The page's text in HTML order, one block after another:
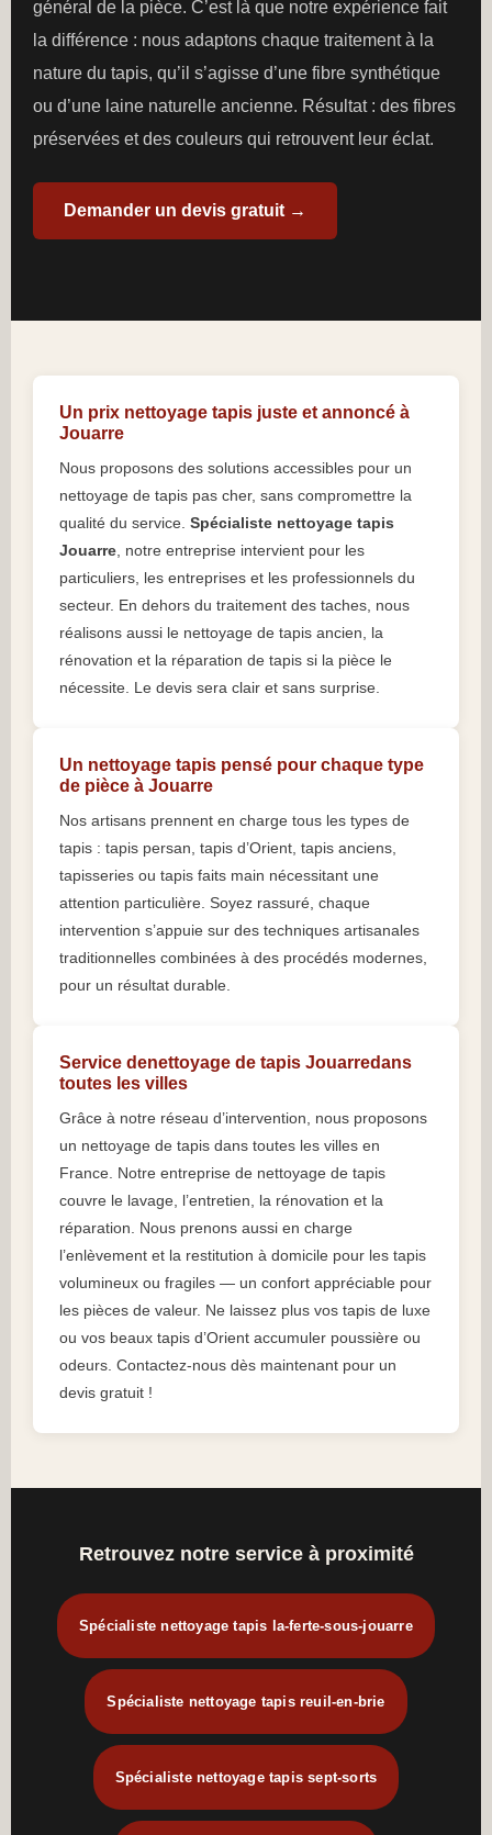
général de la pièce. C’est là que notre expérience fait
la différence : nous adaptons chaque traitement à la
nature du tapis, qu’il s’agisse d’une fibre synthétique
ou d’une laine naturelle ancienne. Résultat : des fibres
préservées et des couleurs qui retrouvent leur éclat.
Demander un devis gratuit →
Un prix nettoyage tapis juste et annoncé à
Jouarre
Nous proposons des solutions accessibles pour un
nettoyage de tapis pas cher, sans compromettre la
qualité du service. Spécialiste nettoyage tapis
Jouarre, notre entreprise intervient pour les
particuliers, les entreprises et les professionnels du
secteur. En dehors du traitement des taches, nous
réalisons aussi le nettoyage de tapis ancien, la
rénovation et la réparation de tapis si la pièce le
nécessite. Le devis sera clair et sans surprise.
Un nettoyage tapis pensé pour chaque type
de pièce à Jouarre
Nos artisans prennent en charge tous les types de
tapis : tapis persan, tapis d’Orient, tapis anciens,
tapisseries ou tapis faits main nécessitant une
attention particulière. Soyez rassuré, chaque
intervention s’appuie sur des techniques artisanales
traditionnelles combinées à des procédés modernes,
pour un résultat durable.
Service denettoyage de tapis Jouarredans
toutes les villes
Grâce à notre réseau d’intervention, nous proposons
un nettoyage de tapis dans toutes les villes en
France. Notre entreprise de nettoyage de tapis
couvre le lavage, l’entretien, la rénovation et la
réparation. Nous prenons aussi en charge
l’enlèvement et la restitution à domicile pour les tapis
volumineux ou fragiles — un confort appréciable pour
les pièces de valeur. Ne laissez plus vos tapis de luxe
ou vos beaux tapis d’Orient accumuler poussière ou
odeurs. Contactez-nous dès maintenant pour un
devis gratuit !
Retrouvez notre service à proximité
Spécialiste nettoyage tapis la-ferte-sous-jouarre
Spécialiste nettoyage tapis reuil-en-brie
Spécialiste nettoyage tapis sept-sorts